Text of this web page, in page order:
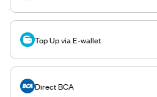
Top Up via E-wallet
Direct BCA